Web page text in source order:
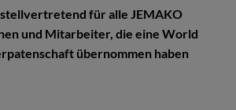
stellvertretend für alle JEMAKO
und Mitarbeiter, die eine World
übernommen haben